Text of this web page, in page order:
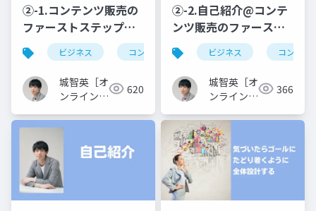
②-1.コンテンツ販売の
ファーストステップは
「参入ジャンル」を決
定すること@コンテン
ツ販売のファーストス
テップ！あなたの才能
を発掘して人から感謝
される『イキガイ』を
突き止める方法
ビジネス コンテンツ販売 生きがい
城智英［オ
ンライン講
ター］
620
②-2.自己紹介@コンテ
ンツ販売のファースト
ステップ！あなたの才
能を発掘して人から感
謝される『イキガイ』
を突き止める方法
ビジネス コンテン
城智英［オ
ンライン講
ター］
366